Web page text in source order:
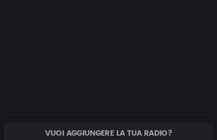
VUOI AGGIUNGERE LA TUA RADIO?